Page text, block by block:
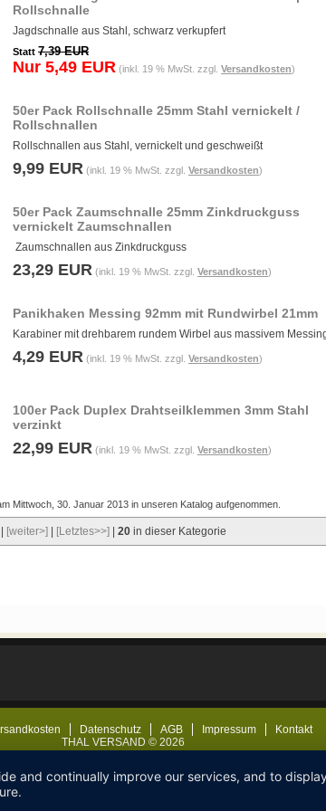
Rollschnalle
Jagdschnalle aus Stahl, schwarz verkupfert
Statt 7,39 EUR
Nur 5,49 EUR (inkl. 19 % MwSt. zzgl. Versandkosten)
50er Pack Rollschnalle 25mm Stahl vernickelt /
Rollschnallen
Rollschnallen aus Stahl, vernickelt und geschweißt
9,99 EUR (inkl. 19 % MwSt. zzgl. Versandkosten)
50er Pack Zaumschnalle 25mm Zinkdruckguss
vernickelt Zaumschnallen
Zaumschnallen aus Zinkdruckguss
23,29 EUR (inkl. 19 % MwSt. zzgl. Versandkosten)
Panikhaken Messing 92mm mit Rundwirbel 21mm
Karabiner mit drehbarem rundem Wirbel aus massivem
4,29 EUR (inkl. 19 % MwSt. zzgl. Versandkosten)
100er Pack Duplex Drahtseilklemmen 3mm Stahl
verzinkt
22,99 EUR (inkl. 19 % MwSt. zzgl. Versandkosten)
Mittwoch, 30. Januar 2013 in unseren Katalog aufgenommen.
[weiter>] [Letztes>>] 20 in dieser Kategorie
Datenschutz AGB Impressum
Kontakt
THAL VERSAND © 2026
and continually improve our services, and to